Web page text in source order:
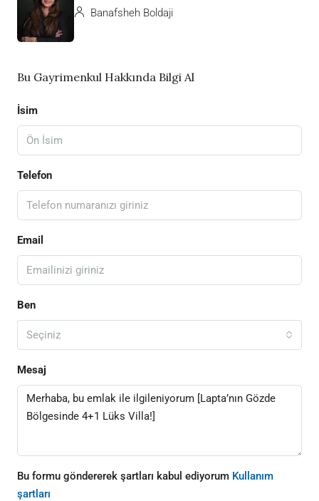
Banafsheh Boldaji
Bu Gayrimenkul Hakkında Bilgi Al
İsim
Telefon
Email
Ben
Seçiniz
Mesaj
Bu formu göndererek şartları kabul ediyorum Kullanım
şartları